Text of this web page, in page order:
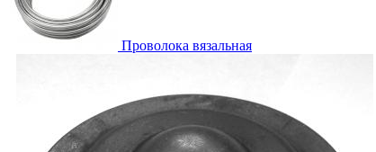
Проволока вязальная